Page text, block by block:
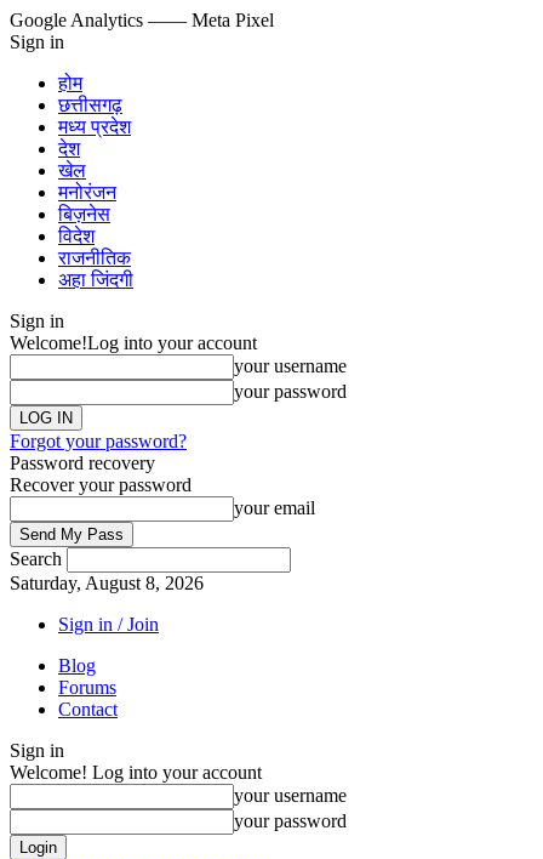
Google Analytics —— Meta Pixel
Sign in
होम
छत्तीसगढ़
मध्य प्रदेश
देश
खेल
मनोरंजन
बिज़नेस
विदेश
राजनीतिक
अहा जिंदगी
Sign in
Welcome!Log into your account
your username
your password
Forgot your password?
Password recovery
Recover your password
your email
Search
Saturday, August 8, 2026
Sign in / Join
Blog
Forums
Contact
Sign in
Welcome! Log into your account
your username
your password